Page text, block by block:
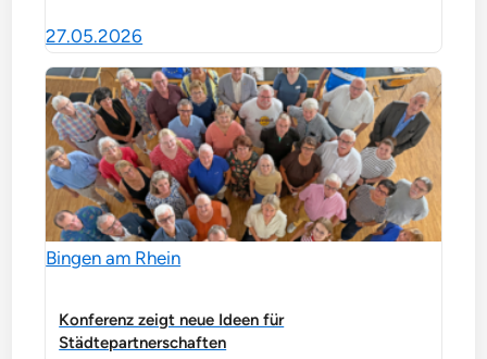
27.05.2026
Bingen am Rhein
Konferenz zeigt neue Ideen für
Städtepartnerschaften